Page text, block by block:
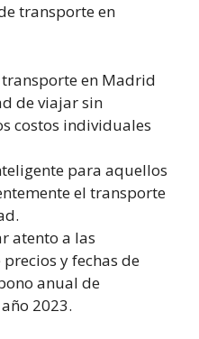
transporte en
en Madrid
de viajar sin
costos individuales
para aquellos
el transporte
atento a las
y fechas de
anual de
2023.